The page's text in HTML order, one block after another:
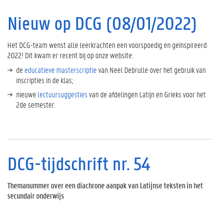
Nieuw op DCG (08/01/2022)
Het DCG-team wenst alle leerkrachten een voorspoedig en geïnspireerd
2022! Dit kwam er recent bij op onze website:
de educatieve masterscriptievan Neel Debrulle over het gebruik van
inscripties in de klas;
nieuwe lectuursuggestiesvan de afdelingen Latijn en Grieks voor het
2de semester.
DCG-tijdschrift nr. 54
Themanummer over een diachrone aanpak van Latijnse teksten in het
secundair onderwijs